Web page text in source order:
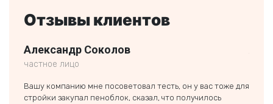
Отзывы клиентов
Александр Соколов
частное лицо
Вашу компанию мне посоветовал тесть, он у вас тоже для
стройки закупал пеноблок, сказал, что получилось